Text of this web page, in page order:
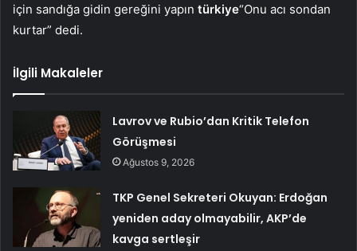
için sandığa gidin gereğini yapın türkiye“Onu acı sondan
kurtar” dedi.
İlgili Makaleler
Lavrov ve Rubio’dan Kritik Telefon
Görüşmesi
Ağustos 9, 2026
TKP Genel Sekreteri Okuyan: Erdoğan
yeniden aday olmayabilir, AKP’de
kavga sertleşir